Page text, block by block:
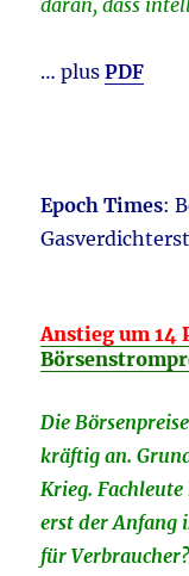
daran, dass
… plusPDF
Epoch Times:
Anstieg um 14
Die
kräftig an.
Krieg.
erst der Anfang
für Verbraucher?